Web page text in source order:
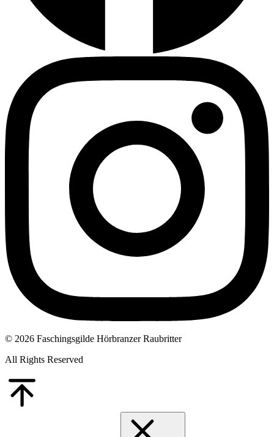
© 2026 Faschingsgilde Hörbranzer Raubritter
All Rights Reserved